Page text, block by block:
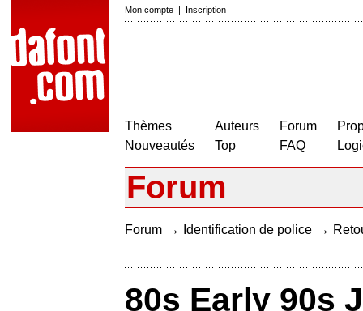
Mon compte | Inscription
Thèmes
Nouveautés
Auteurs
Top
Forum
FAQ
Forum
Forum → Identification de police →
80s Early 90s